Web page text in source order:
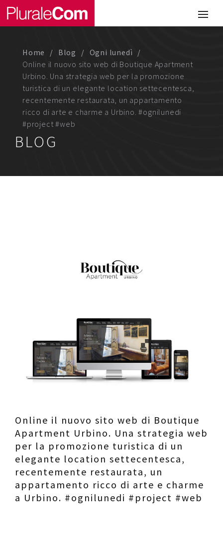
Portfolio
Comunicazione
Web
Media & Visual Design
Studio
Home Blog
Ogni lunedì
Online il nuovo sito web di Boutique Apartment
Urbino. Una strategia web per la promozione
turistica di un elegante location settecentesca,
recentemente restaurata, un appartamento
ricco di arte e charme a Urbino. #ognilunedi
#project #web
BLOG
Online il nuovo sito web di Boutique
Apartment Urbino. Una strategia web
per la promozione turistica di un
elegante location settecentesca,
recentemente restaurata, un
appartamento ricco di arte e charme
a Urbino. #ognilunedi #project #web